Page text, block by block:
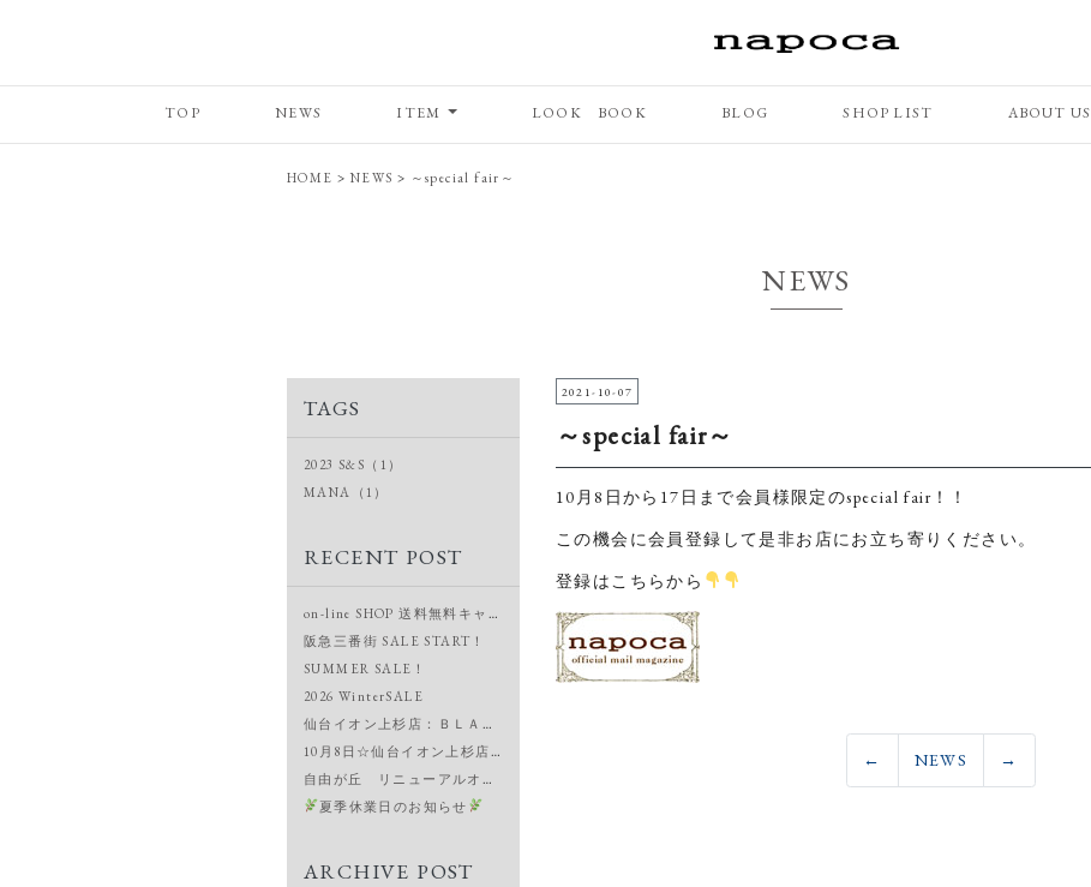
TOP NEWS ITEM LOOK BOOK BLOG SHOP LIST ABOUT US
HOME > NEWS > ～special fair～
NEWS
2021-10-07
～special fair～
10月8日から17日まで会員様限定のspecial fair！！
この機会に会員登録して是非お店にお立ち寄りください。
登録はこちらから
← NEWS →
TAGS
2023 S&S（1）
MANA（1）
RECENT POST
on-line SHOP 送料無料キャンペーン＆新作入荷
阪急三番街 SALE START！
SUMMER SALE！
2026 WinterSALE
仙台イオン上杉店：ＢＬＡＣＫ ＦＲＩＤＡＹ！
10月8日☆仙台イオン上杉店OPEN
自由が丘 リニューアルオープン
夏季休業日のお知らせ
ARCHIVE POST